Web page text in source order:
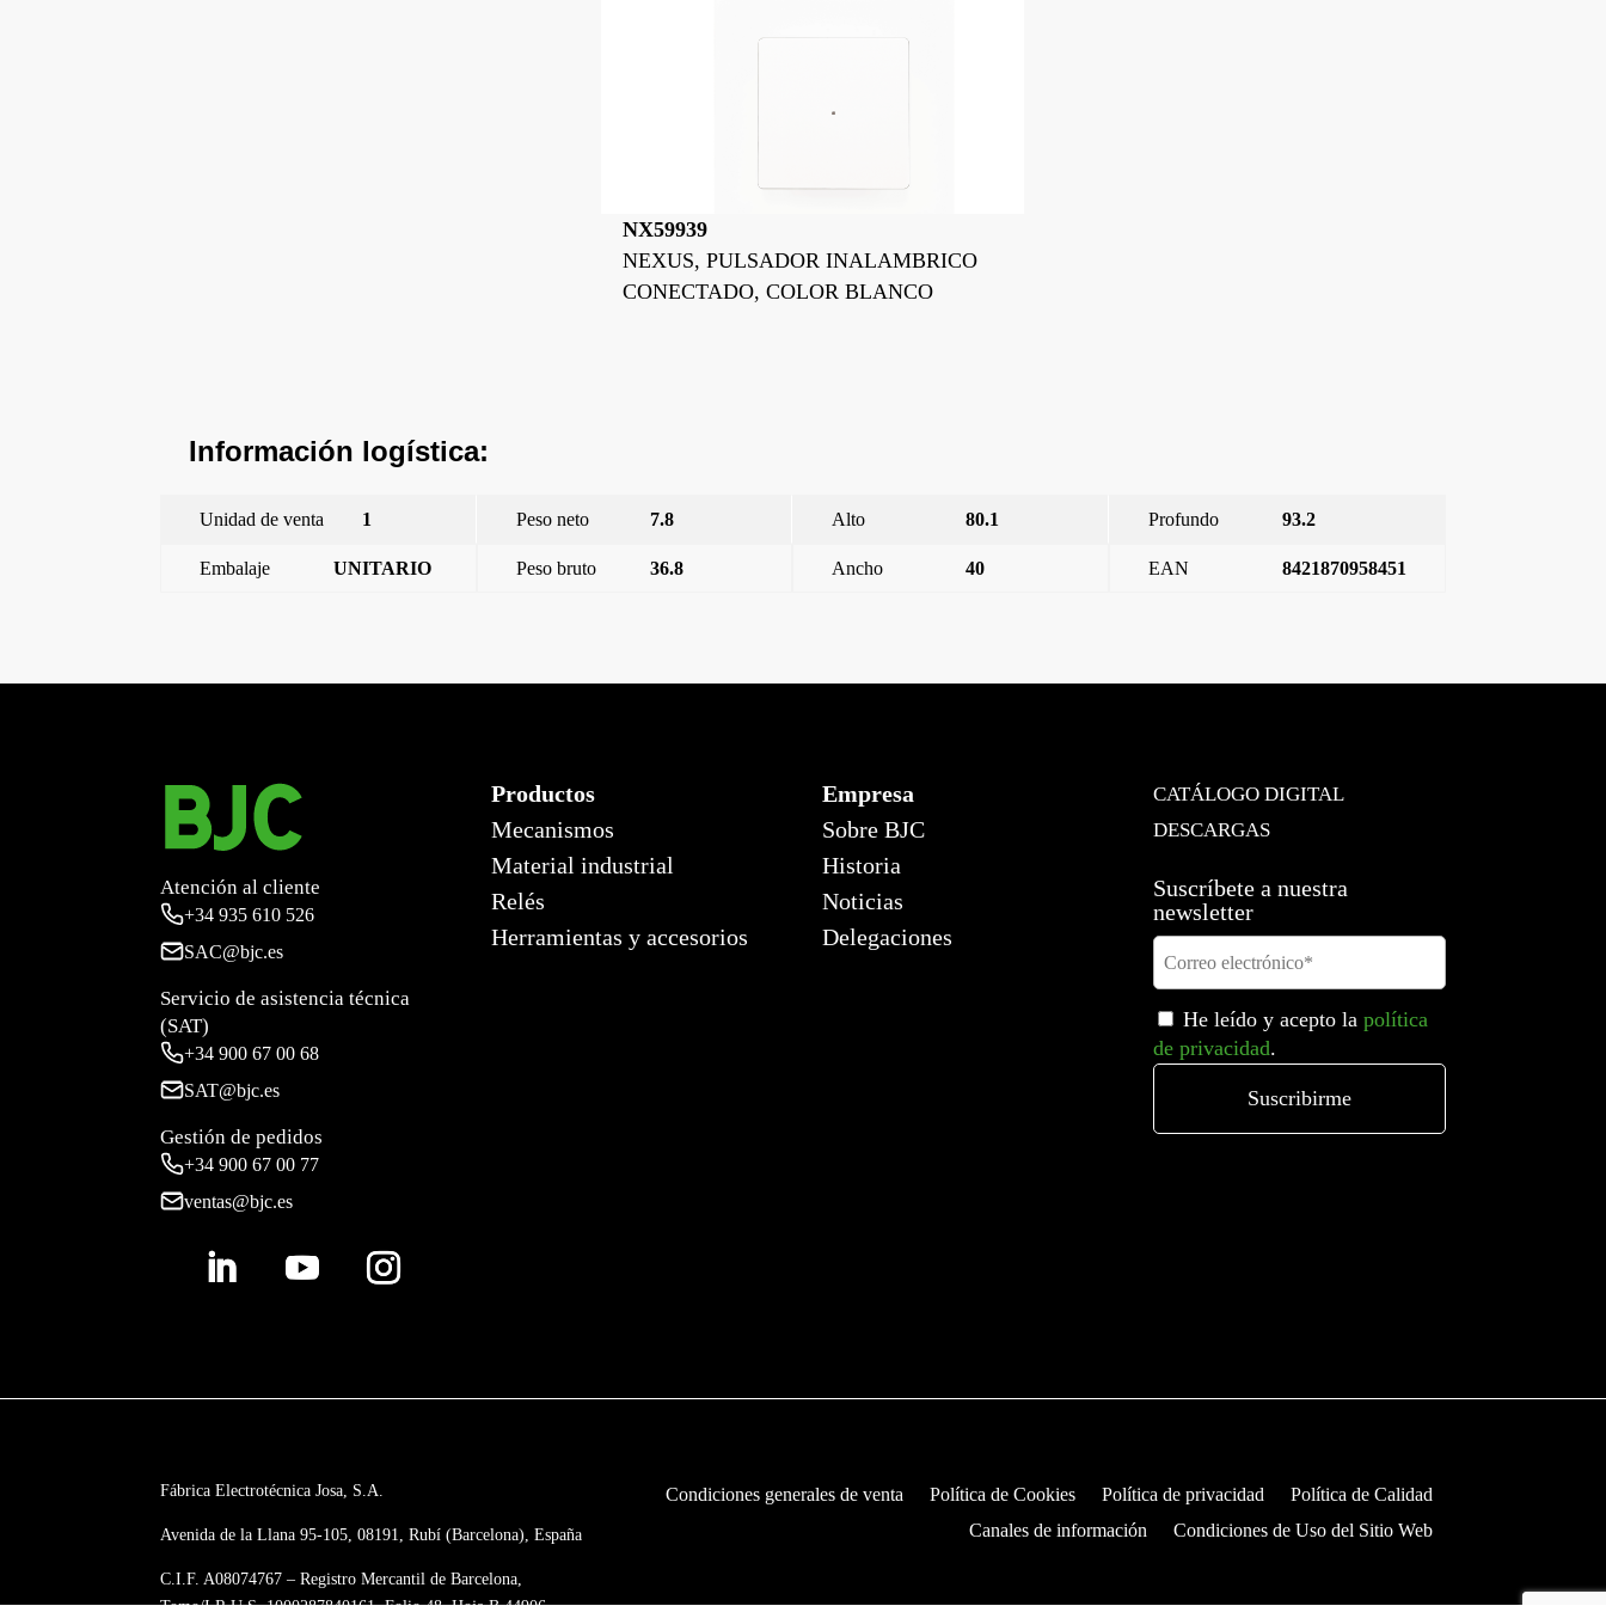
NX59939
NEXUS, PULSADOR INALAMBRICO
CONECTADO, COLOR BLANCO
Información logística:
Unidad de venta 1 Peso neto 7.8 Alto 80.1 Profundo 93.2
Embalaje UNITARIO Peso bruto 36.8 Ancho 40 EAN 8421870958451
Atención al cliente
+34935 610 526
SAC@bjc.es
Servicio de asistencia técnica
(SAT)
+34900 67 00 68
SAT@bjc.es
Gestión de pedidos
+34 900 67 00 77
ventas@bjc.es
Productos
Mecanismos
Material industrial
Relés
Herramientas y accesorios
Empresa
Sobre BJC
Historia
Noticias
Delegaciones
CATÁLOGO DIGITAL
DESCARGAS
Suscríbete a nuestra
newsletter
He leído y acepto la política
de privacidad.
Fábrica Electrotécnica Josa, S.A.
Avenida de la Llana 95-105, 08191, Rubí (Barcelona), España
C.I.F. A08074767 – Registro Mercantil de Barcelona,
Condiciones generales de venta Política de Cookies Política de privacidad
Política de Calidad
Canales de información
Condiciones de Uso del Sitio Web